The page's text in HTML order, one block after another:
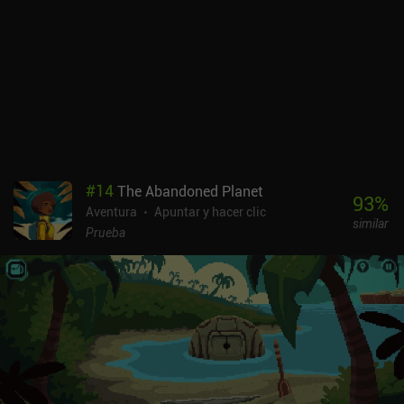
experiencia agradable.
#14The Abandoned Planet
Aventura
Apuntar y hacer clic
Prueba
93%
similar